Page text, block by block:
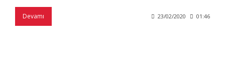
Devamı 23/02/2020 01:46